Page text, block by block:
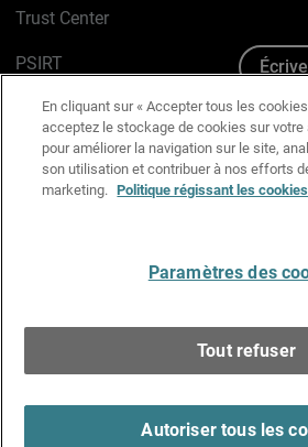
Trust Center
PSIRT
Avis sur les cookies
Politique de confidentialité
Charte Graphique
En cliquant sur « Accepter tous les
acceptez le stockage de cookies sur votre
pour améliorer la navigation sur le site,
son utilisation et contribuer à nos efforts
marketing. Politique régissant les cookies
Paramètres des
Tout refuser
Autoriser tous les